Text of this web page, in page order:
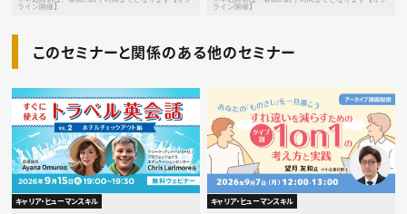
ライン開催】 ライン開催】
このセミナーと関係のある他のセミナー
キャリア・ヒューマンスキル キャリア・ヒューマンスキル